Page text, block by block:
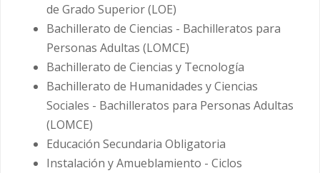
de Grado Superior (LOE)
Bachillerato de Ciencias - Bachilleratos para
Personas Adultas (LOMCE)
Bachillerato de Ciencias y Tecnología
Bachillerato de Humanidades y Ciencias
Sociales - Bachilleratos para Personas Adultas
(LOMCE)
Educación Secundaria Obligatoria
Instalación y Amueblamiento - Ciclos